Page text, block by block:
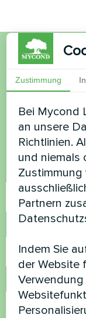
haben
helfen
Name
E-Mail
Zustimmung
Bei Mycond
an unsere
Richtlinien.
und niemals
Zustimmung
Partnern
Indem Sie
der Website